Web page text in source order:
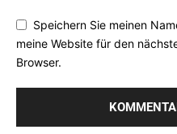
Speichern Sie meinen
meine Website für den
Browser.